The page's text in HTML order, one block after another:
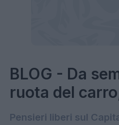
BLOG - Da
ruota del
Pensieri liberi sul